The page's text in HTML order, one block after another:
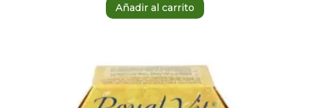
Añadir al carrito